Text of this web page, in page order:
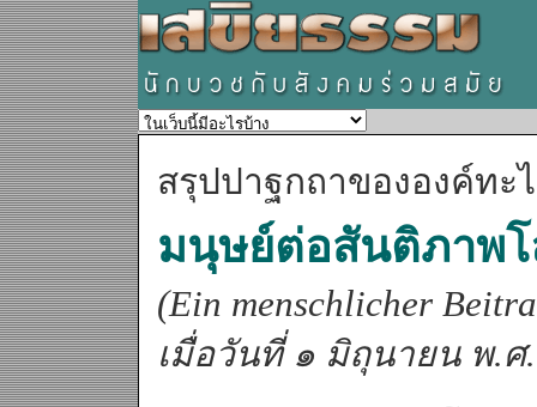
สรุปปาฐกถาขององค์ทะ
มนุษย์ต่อสันติภาพ
(Ein menschlicher
เมื่อวันที่ ๑ มิถุนายน พ.